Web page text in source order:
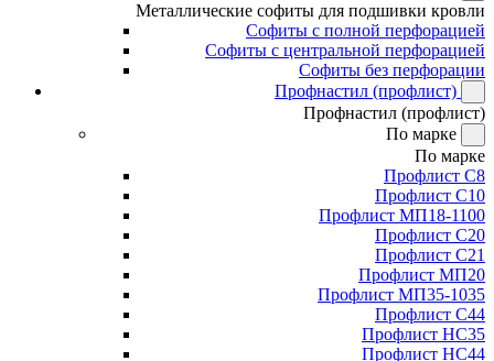
Металлические софиты для подшивки кровли
Софиты с полной перфорацией
Софиты с центральной перфорацией
Софиты без перфорации
Профнастил (профлист)
Профнастил (профлист)
По марке
По марке
Профлист С8
Профлист С10
Профлист МП18-1100
Профлист С20
Профлист С21
Профлист МП20
Профлист МП35-1035
Профлист С44
Профлист НС35
Профлист НС44